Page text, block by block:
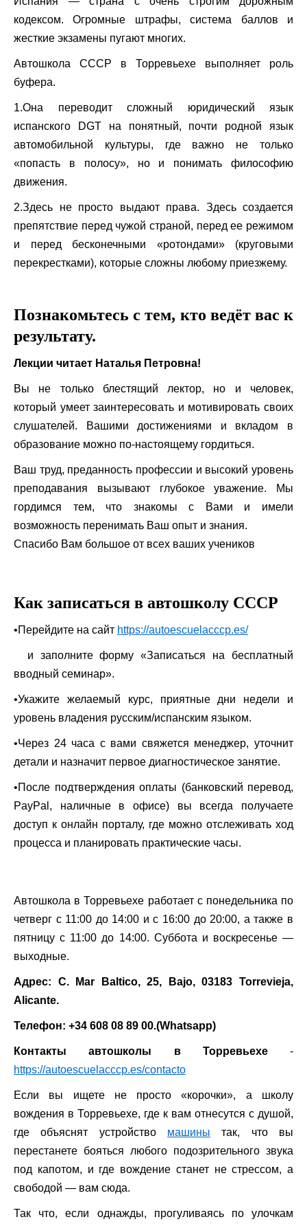
кодексом. Огромные штрафы, система баллов и
жесткие экзамены пугают многих.
Автошкола СССР в Торревьехе выполняет роль
буфера.
1.Она переводит сложный юридический язык
испанского DGT на понятный, почти родной язык
автомобильной культуры, где важно не только
«попасть в полосу», но и понимать философию
движения.
2.Здесь не просто выдают права. Здесь создается
препятствие перед чужой страной, перед ее режимом
и перед бесконечными «ротондами» (круговыми
перекрестками), которые сложны любому приезжему.
Познакомьтесь с тем, кто ведёт вас к
результату.
Лекции читает Наталья Петровна!
Вы не только блестящий лектор, но и человек,
который умеет заинтересовать и мотивировать своих
слушателей. Вашими достижениями и вкладом в
образование можно по-настоящему гордиться.
Ваш труд, преданность профессии и высокий уровень
преподавания вызывают глубокое уважение. Мы
гордимся тем, что знакомы с Вами и имели
возможность перенимать Ваш опыт и знания.
Спасибо Вам большое от всех ваших учеников
Как записаться в автошколу СССР
•Перейдите на сайт https://autoescuelacccp.es/
и заполните форму «Записаться на бесплатный
вводный семинар».
•Укажите желаемый курс, приятные дни недели и
уровень владения русским/испанским языком.
•Через 24 часа с вами свяжется менеджер, уточнит
детали и назначит первое диагностическое занятие.
•После подтверждения оплаты (банковский перевод,
PayPal, наличные в офисе) вы всегда получаете
доступ к онлайн порталу, где можно отслеживать ход
процесса и планировать практические часы.
Автошкола в Торревьехе работает с понедельника по
четверг с 11:00 до 14:00 и с 16:00 до 20:00, а также в
пятницу с 11:00 до 14:00. Суббота и воскресенье —
выходные.
Адрес: C. Mar Baltico, 25, Bajo, 03183 Torrevieja,
Alicante.
Телефон: +34 608 08 89 00.(Whatsapp)
Контакты автошколы в Торревьехе-
https://autoescuelacccp.es/contacto
Если вы ищете не просто «корочки», а школу
вождения в Торревьехе, где к вам отнесутся с душой,
где объяснят устройство машины так, что вы
перестанете бояться любого подозрительного звука
под капотом, и где вождение станет не стрессом, а
свободой — вам сюда.
Так что, если однажды, прогуливаясь по улочкам